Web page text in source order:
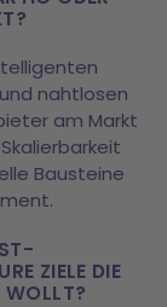
nahtlosen
am Markt
Bausteine
ZIELE DIE
WOLLT?